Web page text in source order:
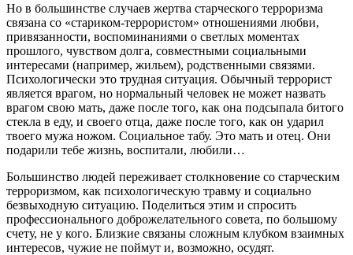
Но в большинстве случаев жертва старческого терроризма
связана со «стариком-террористом» отношениями любви,
привязанности, воспоминаниями о светлых моментах
прошлого, чувством долга, совместными социальными
интересами (например, жильем), родственными связями.
Психологически это трудная ситуация. Обычный террорист
является врагом, но нормальный человек не может назвать
врагом свою мать, даже после того, как она подсыпала битого
стекла в еду, и своего отца, даже после того, как он ударил
твоего мужа ножом. Социальное табу. Это мать и отец. Они
подарили тебе жизнь, воспитали, любили…
Большинство людей переживает столкновение со старческим
терроризмом, как психологическую травму и социально
безвыходную ситуацию. Поделиться этим и спросить
профессионального доброжелательного совета, по большому
счету, не у кого. Близкие связаны сложным клубком взаимных
интересов, чужие не поймут и, возможно, осудят.